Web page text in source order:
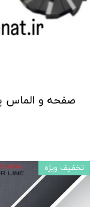
تخفیف ویژه